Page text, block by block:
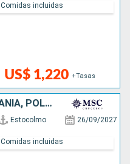
US$ 1,220 +Tasas
Comidas incluidas
SUECIA, DINAMARCA, ALEMANIA, POLONIA, LITUANIA, LETONIA, ESTONIA, FINLANDIA
Estocolmo 26/09/2027
Comidas incluidas